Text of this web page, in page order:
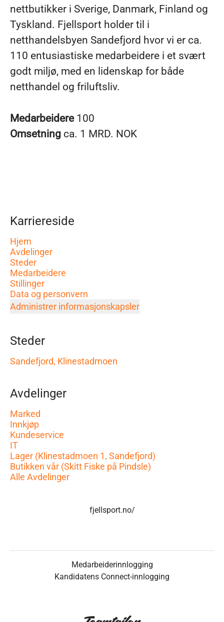
nettbutikker i Sverige, Danmark, Finland og
Tyskland. Fjellsport holder til i
netthandelsbyen Sandefjord hvor vi er ca.
110 entusiastiske medarbeidere i et svært
godt miljø, med en lidenskap for både
netthandel og friluftsliv.
Medarbeidere 100
Omsetning ca. 1 MRD. NOK
Karriereside
Hjem
Avdelinger
Steder
Medarbeidere
Stillinger
Data og personvern
Administrer informasjonskapsler
Steder
Sandefjord, Klinestadmoen
Avdelinger
Marked
Innkjøp
Kundeservice
IT
Lager (Klinestadmoen 1, Sandefjord)
Butikken vår (Skitt Fiske på Pindsle)
Alle Avdelinger
fjellsport.no/
Medarbeiderinnlogging
Kandidatens Connect-innlogging